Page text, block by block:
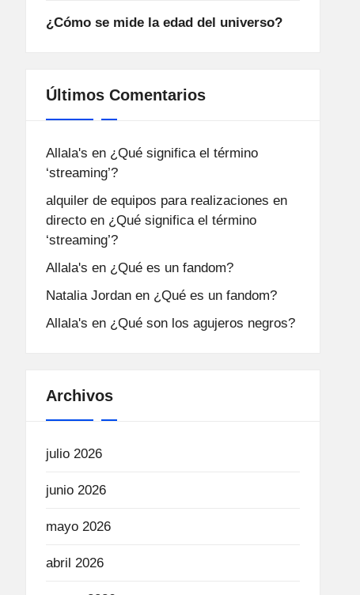
¿Cómo se mide la edad del universo?
Últimos Comentarios
Allala's en ¿Qué significa el término
‘streaming’?
alquiler de equipos para realizaciones en
directoen ¿Qué significa el término
‘streaming’?
Allala's en ¿Qué es un fandom?
Natalia Jordanen ¿Qué es un fandom?
Allala's en ¿Qué son los agujeros negros?
Archivos
julio 2026
junio 2026
mayo 2026
abril 2026